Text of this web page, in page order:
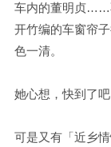
车内的董明贞……
开竹编的车窗帘
色一清。
她心想，快到了吧
可是又有「近乡